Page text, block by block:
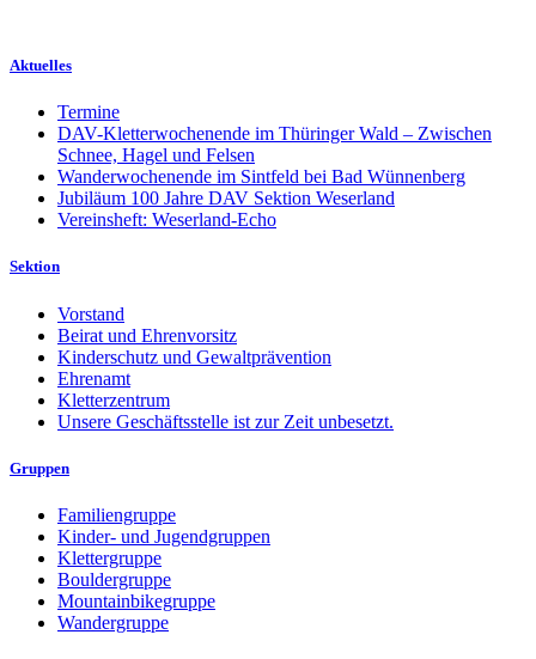
Aktuelles
Termine
DAV-Kletterwochenende im Thüringer Wald – Zwischen
Schnee, Hagel und Felsen
Wanderwochenende im Sintfeld bei Bad Wünnenberg
Jubiläum 100 Jahre DAV Sektion Weserland
Vereinsheft: Weserland-Echo
Sektion
Vorstand
Beirat und Ehrenvorsitz
Kinderschutz und Gewaltprävention
Ehrenamt
Kletterzentrum
Unsere Geschäftsstelle ist zur Zeit unbesetzt.
Gruppen
Familiengruppe
Kinder- und Jugendgruppen
Klettergruppe
Bouldergruppe
Mountainbikegruppe
Wandergruppe